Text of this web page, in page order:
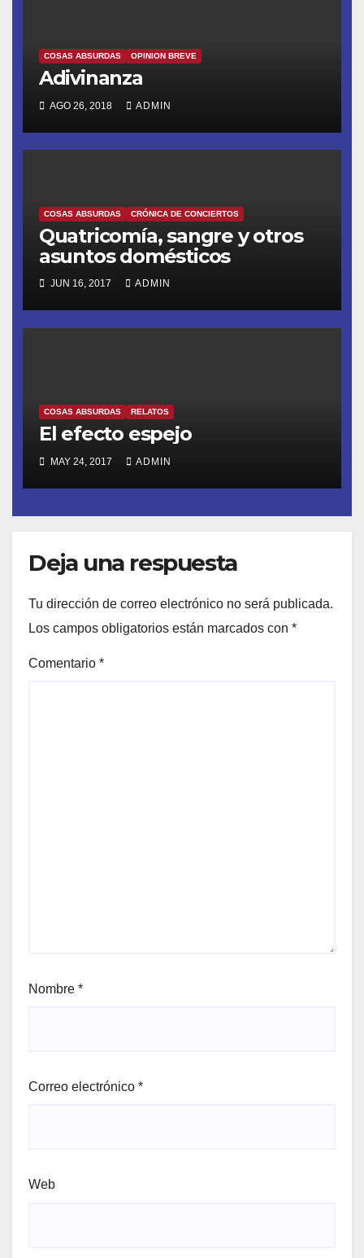
COSAS ABSURDAS OPINION BREVE
Adivinanza
AGO 26, 2018 ADMIN
COSAS ABSURDAS CRÓNICA DE CONCIERTOS
Quatricomía, sangre y otros
asuntos domésticos
JUN 16, 2017 ADMIN
COSAS ABSURDAS RELATOS
El efecto espejo
MAY 24, 2017 ADMIN
Deja una respuesta
Tu dirección de correo electrónico no será publicada.
Los campos obligatorios están marcados con *
Comentario *
Nombre *
Correo electrónico *
Web